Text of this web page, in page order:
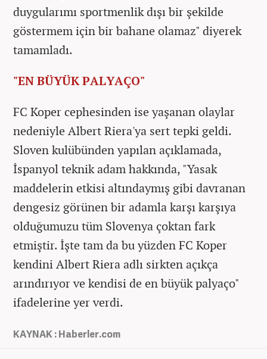
duygularımı sportmenlik dışı bir şekilde
göstermem için bir bahane olamaz" diyerek
tamamladı.
"EN BÜYÜK PALYAÇO"
FC Koper cephesinden ise yaşanan olaylar
nedeniyle Albert Riera'ya sert tepki geldi.
Sloven kulübünden yapılan açıklamada,
İspanyol teknik adam hakkında, "Yasak
maddelerin etkisi altındaymış gibi davranan
dengesiz görünen bir adamla karşı karşıya
olduğumuzu tüm Slovenya çoktan fark
etmiştir. İşte tam da bu yüzden FC Koper
kendini Albert Riera adlı sirkten açıkça
arındırıyor ve kendisi de en büyük palyaço"
ifadelerine yer verdi.
KAYNAK : Haberler.com